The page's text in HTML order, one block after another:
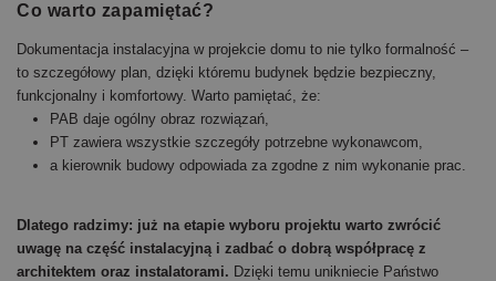
Co warto zapamiętać?
Dokumentacja instalacyjna w projekcie domu to nie tylko formalność –
to szczegółowy plan, dzięki któremu budynek będzie bezpieczny,
funkcjonalny i komfortowy. Warto pamiętać, że:
PAB daje ogólny obraz rozwiązań,
PT zawiera wszystkie szczegóły potrzebne wykonawcom,
a kierownik budowy odpowiada za zgodne z nim wykonanie prac.
Dlatego radzimy: już na etapie wyboru projektu warto zwrócić
uwagę na część instalacyjną i zadbać o dobrą współpracę z
architektem oraz instalatorami. Dzięki temu unikniecie Państwo